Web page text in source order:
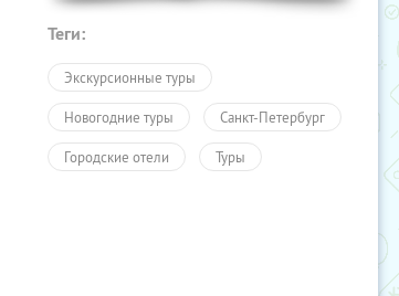
Теги:
Экскурсионные туры
Новогодние туры Санкт-Петербург
Городские отели Туры